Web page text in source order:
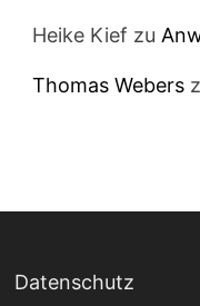
Heike Kief zu
Thomas Webers
Datenschutz